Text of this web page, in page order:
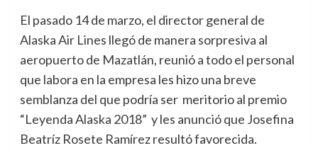
El pasado 14 de marzo, el director general de
Alaska Air Lines llegó de manera sorpresiva al
aeropuerto de Mazatlán, reunió a todo el personal
que labora en la empresa les hizo una breve
semblanza del que podría ser meritorio al premio
“Leyenda Alaska 2018” y les anunció que Josefina
Beatríz Rosete Ramírez resultó favorecida.